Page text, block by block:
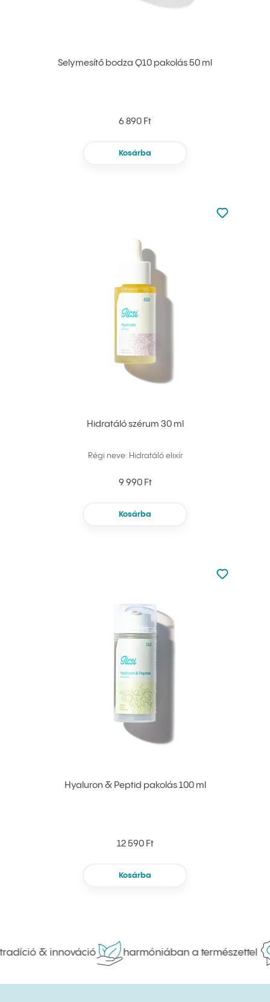
Selymesítő bodza Q10 pakolás 50 ml
6 890 Ft
Kosárba
Hidratáló szérum 30 ml
Régi neve: Hidratáló elixír
9 990 Ft
Kosárba
Nincsen
Hozzáadás
Hyaluron & Peptid pakolás 100 ml
12 590 Ft
Kosárba
Nincsen
Hozzáadás
& innováció harmóniában a természettel